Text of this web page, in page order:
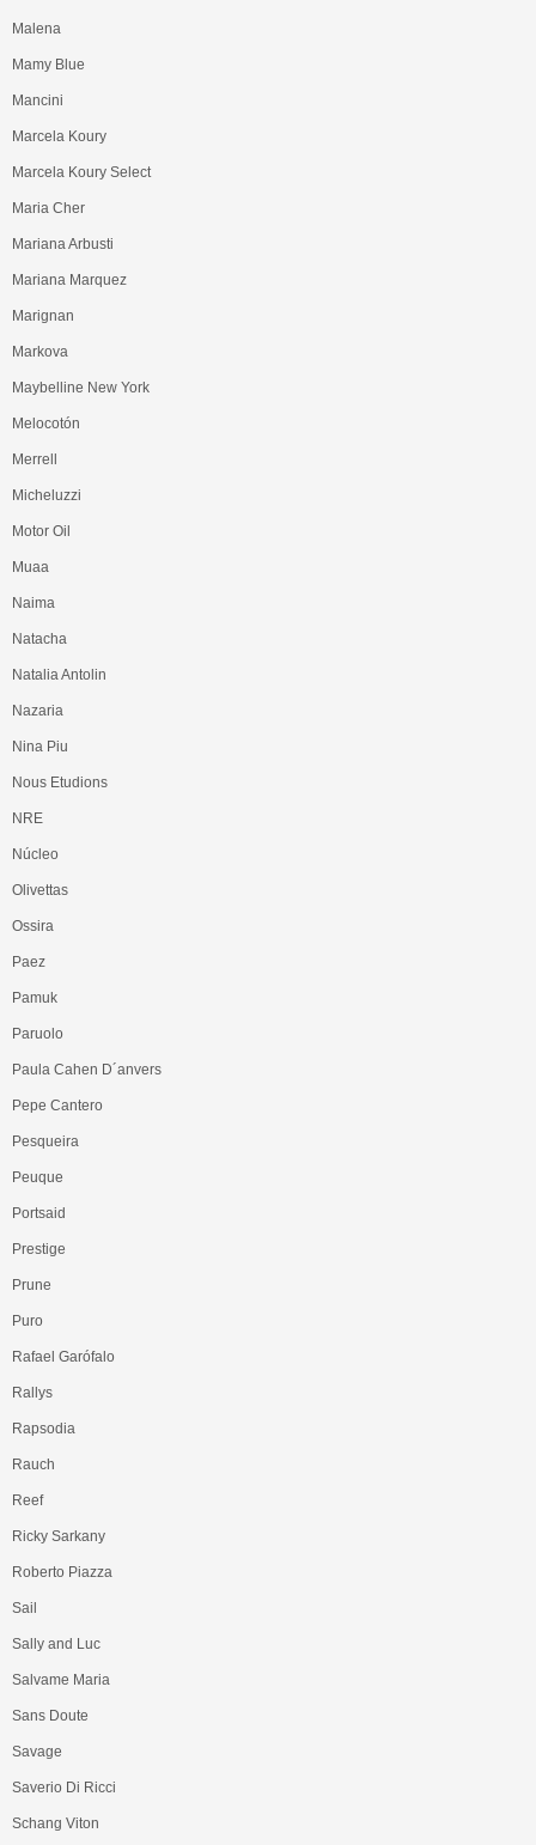
Malena
Mamy Blue
Mancini
Marcela Koury
Marcela Koury Select
Maria Cher
Mariana Arbusti
Mariana Marquez
Marignan
Markova
Maybelline New York
Melocotón
Merrell
Micheluzzi
Motor Oil
Muaa
Naima
Natacha
Natalia Antolin
Nazaria
Nina Piu
Nous Etudions
NRE
Núcleo
Olivettas
Ossira
Paez
Pamuk
Paruolo
Paula Cahen D´anvers
Pepe Cantero
Pesqueira
Peuque
Portsaid
Prestige
Prune
Puro
Rafael Garófalo
Rallys
Rapsodia
Rauch
Reef
Ricky Sarkany
Roberto Piazza
Sail
Sally and Luc
Salvame Maria
Sans Doute
Savage
Saverio Di Ricci
Schang Viton